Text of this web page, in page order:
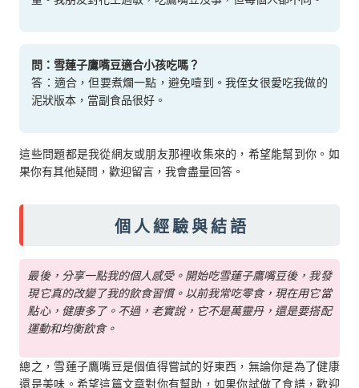
問：雪蓮子鷹嘴豆適合小孩吃嗎？
答：適合，但要煮爛一點，避免噎到。我侄女很愛吃我做的
泥狀版本，當副食品很好。
這些問題都是我從網友或朋友那裡收集來的，希望能幫到你。如
果你有其他疑問，歡迎留言，我會盡量回答。
個人經驗與結語
最後，分享一點我的個人感受。開始吃雪蓮子鷹嘴豆後，我發
現它真的改變了我的飲食習慣。以前我常吃零食，現在用它當
點心，健康多了。不過，老實說，它不是萬靈丹，還是要搭配
運動和均衡飲食。
總之，雪蓮子鷹嘴豆是個值得嘗試的好東西，無論你是為了健康
還是美味。希望這篇文章對你有幫助，如果你試做了食譜，歡迎